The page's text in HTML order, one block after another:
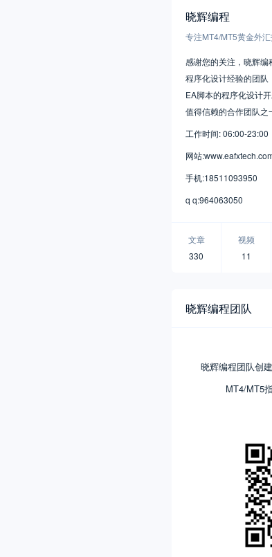
晓辉编程
专注MT4/MT5黄金外
感谢您的关注，晓辉
程序化设计经验的团
EA脚本的程序化设计
值得信赖的合作团队之
工作时间: 06:00-23:00
网站
手机:18511093950
q q:964063050
文章
330
视频
11
晓辉编程团队
晓辉编程团队创
MT4/MT5